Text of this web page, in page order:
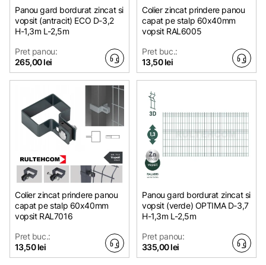
Panou gard bordurat zincat si
vopsit (antracit) ECO D-3,2
H-1,3m L-2,5m
Pret panou:
265,00 lei
Colier zincat prindere panou
capat pe stalp 60x40mm
vopsit RAL6005
Pret buc.:
13,50 lei
Colier zincat prindere panou
capat pe stalp 60x40mm
vopsit RAL7016
Pret buc.:
13,50 lei
Panou gard bordurat zincat si
vopsit (verde) OPTIMA D-3,7
H-1,3m L-2,5m
Pret panou:
335,00 lei